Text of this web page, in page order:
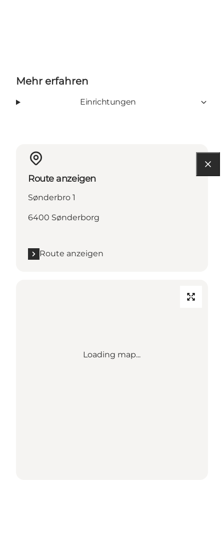
Mehr erfahren
Einrichtungen
Route anzeigen
Sønderbro 1
6400 Sønderborg
Route anzeigen
Loading map...